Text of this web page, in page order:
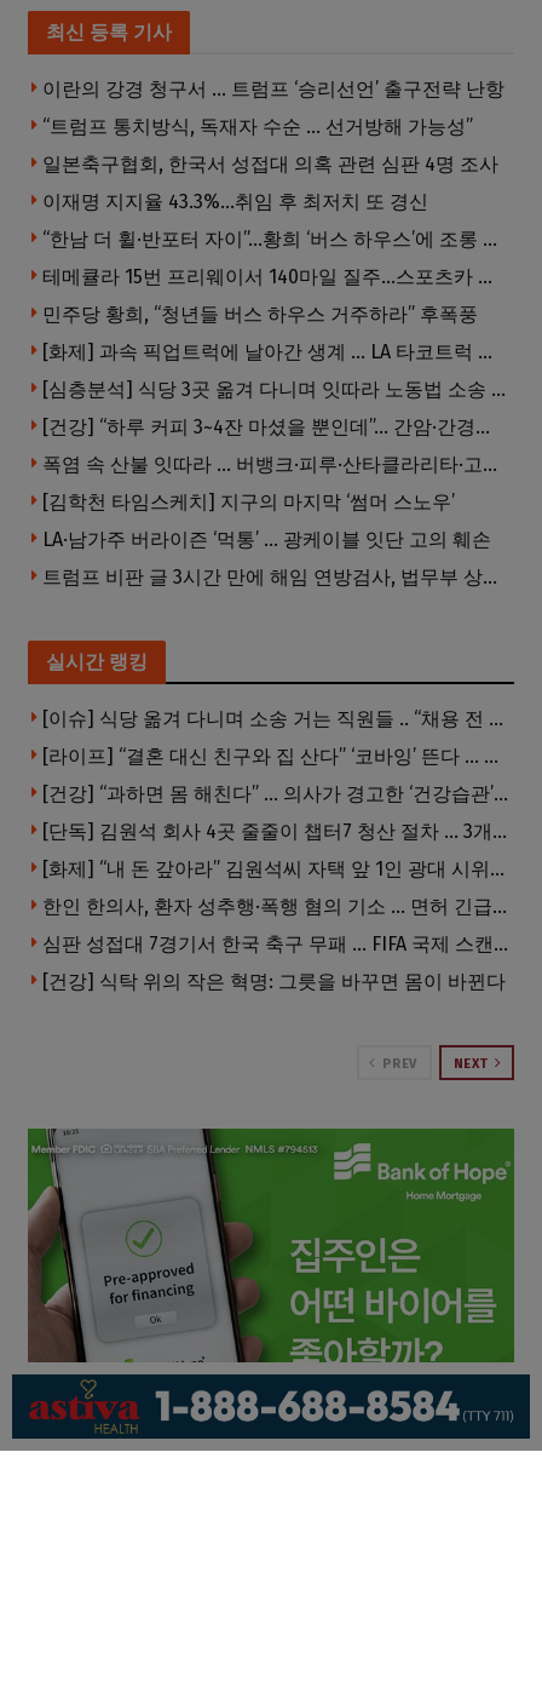
최신 등록 기사
이란의 강경 청구서 … 트럼프 ‘승리선언’ 출구전략 난항
“트럼프 통치방식, 독재자 수순 … 선거방해 가능성”
일본축구협회, 한국서 성접대 의혹 관련 심판 4명 조사
이재명 지지율 43.3%…취임 후 최저치 또 경신
“한남 더 휠·반포터 자이”…황희 ‘버스 하우스’에 조롱 쏟아져
테메큘라 15번 프리웨이서 140마일 질주…스포츠카 압수
민주당 황희, “청년들 버스 하우스 거주하라” 후폭풍
[화제] 과속 픽업트럭에 날아간 생계 … LA 타코트럭 일가족 3명 부상
[심층분석] 식당 3곳 옮겨 다니며 잇따라 노동법 소송 … 피소된 곳 모두 LA·OC 한인 식당들
[건강] “하루 커피 3~4잔 마셨을 뿐인데”… 간암·간경변 위험 뚝
폭염 속 산불 잇따라 … 버뱅크·피루·산타클라리타·고먼 잇단 산불
[김학천 타임스케치] 지구의 마지막 ‘썸머 스노우’
LA·남가주 버라이즌 ‘먹통’ … 광케이블 잇단 고의 훼손
트럼프 비판 글 3시간 만에 해임 연방검사, 법무부 상대 소송
실시간 랭킹
[이슈] 식당 옮겨 다니며 소송 거는 직원들 .. “채용 전 반드시 확인해야”
[라이프] “결혼 대신 친구와 집 산다” ‘코바잉’ 뜬다 … 내 집 마련 공식 바뀌었다
[건강] “과하면 몸 해친다” … 의사가 경고한 ‘건강습관’ 5가지
[단독] 김원석 회사 4곳 줄줄이 챕터7 청산 절차 … 3개 법인 같은 날 동시 파산 신청
[화제] “내 돈 갚아라” 김원석씨 자택 앞 1인 광대 시위 … 한인 투자사, “108만 달러 못받아”
한인 한의사, 환자 성추행·폭행 혐의 기소 … 면허 긴급정지
심판 성접대 7경기서 한국 축구 무패 … FIFA 국제 스캔들 번지나
[건강] 식탁 위의 작은 혁명: 그릇을 바꾸면 몸이 바뀐다
PREV NEXT